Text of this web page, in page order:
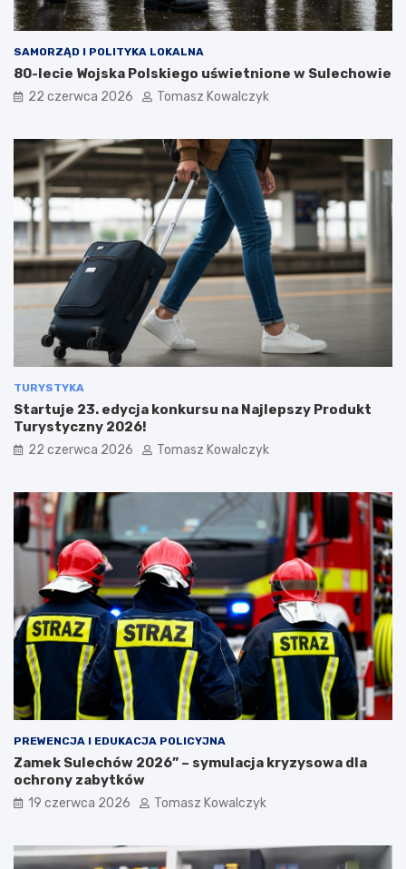
SAMORZĄD I POLITYKA LOKALNA
80-lecie Wojska Polskiego uświetnione w Sulechowie
22 czerwca 2026 Tomasz Kowalczyk
TURYSTYKA
Startuje 23. edycja konkursu na Najlepszy Produkt
Turystyczny 2026!
22 czerwca 2026 Tomasz Kowalczyk
PREWENCJA I EDUKACJA POLICYJNA
Zamek Sulechów 2026” – symulacja kryzysowa dla
ochrony zabytków
19 czerwca 2026 Tomasz Kowalczyk